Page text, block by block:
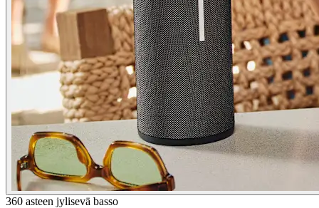
360 asteen jylisevä basso